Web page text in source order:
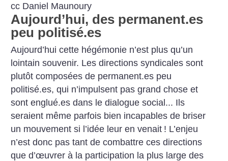
cc Daniel Maunoury
Aujourd’hui, des permanent.es
peu politisé.es
Aujourd’hui cette hégémonie n’est plus qu’un
lointain souvenir. Les directions syndicales sont
plutôt composées de permanent.es peu
politisé.es, qui n’impulsent pas grand chose et
sont englué.es dans le dialogue social... Ils
seraient même parfois bien incapables de briser
un mouvement si l’idée leur en venait ! L’enjeu
n’est donc pas tant de combattre ces directions
que d’œuvrer à la participation la plus large des